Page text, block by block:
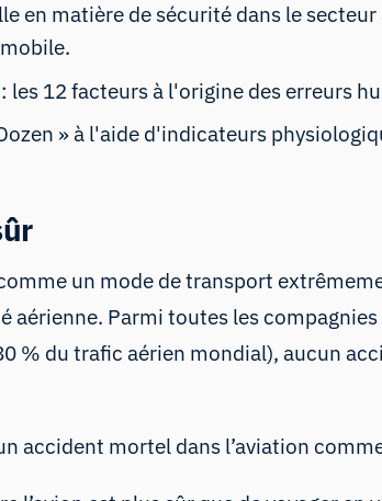
en matière de sécurité dans le
les 12 facteurs à l'origine des erreurs
» à l'aide d'indicateurs
un mode de transport
aérienne. Parmi toutes les
% du trafic aérien mondial), aucun
accident mortel dans l’aviation